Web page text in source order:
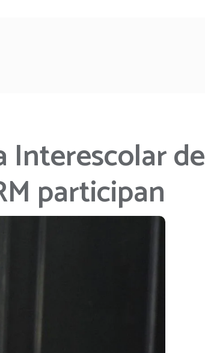
Interescolar de
participan